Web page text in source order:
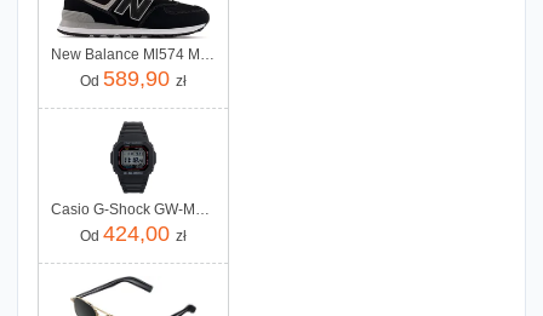
New Balance Ml574 Ml574Evb
Od 589,90 zł
Casio G-Shock GW-M5610U-1ER
Od 424,00 zł